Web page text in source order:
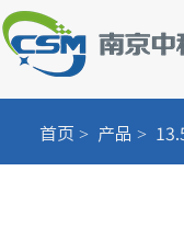
首页 产品